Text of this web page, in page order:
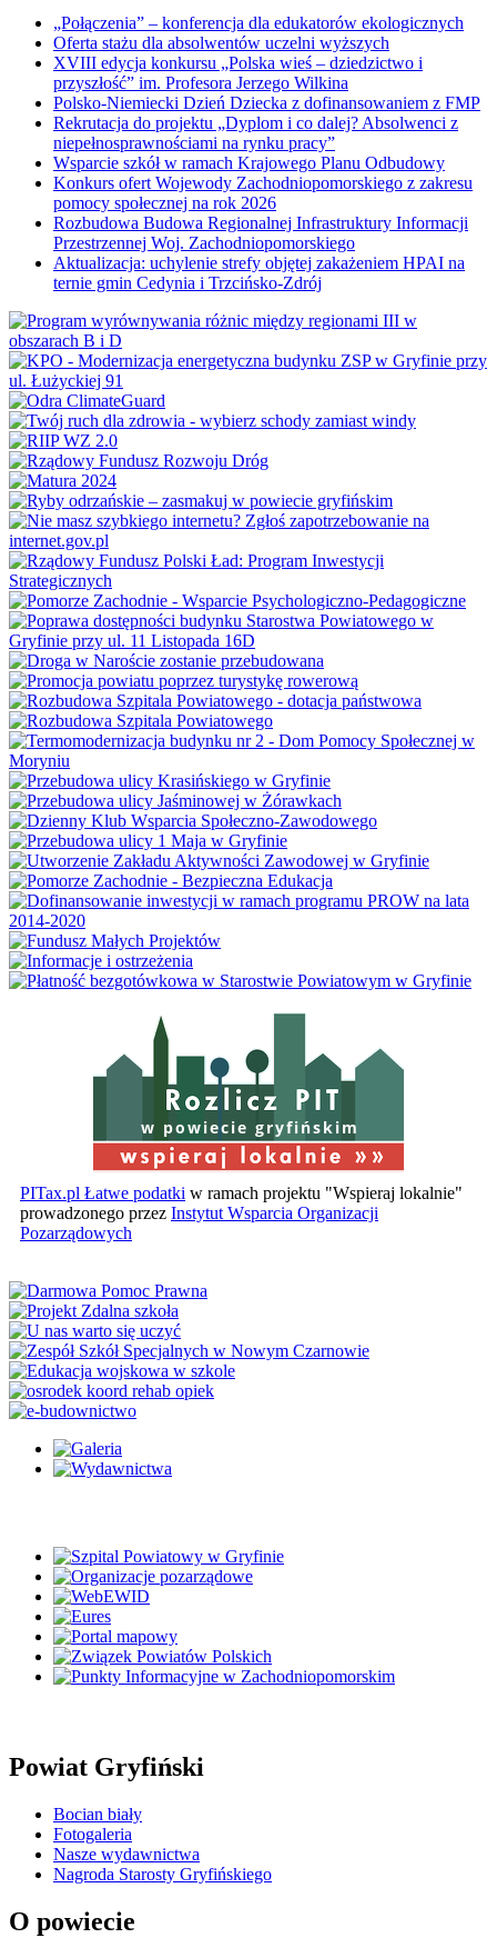
„Połączenia” – konferencja dla edukatorów ekologicznych
Oferta stażu dla absolwentów uczelni wyższych
XVIII edycja konkursu „Polska wieś – dziedzictwo i
przyszłość” im. Profesora Jerzego Wilkina
Polsko-Niemiecki Dzień Dziecka z dofinansowaniem z FMP
Rekrutacja do projektu „Dyplom i co dalej? Absolwenci z
niepełnosprawnościami na rynku pracy”
Wsparcie szkół w ramach Krajowego Planu Odbudowy
Konkurs ofert Wojewody Zachodniopomorskiego z zakresu
pomocy społecznej na rok 2026
Rozbudowa Budowa Regionalnej Infrastruktury Informacji
Przestrzennej Woj. Zachodniopomorskiego
Aktualizacja: uchylenie strefy objętej zakażeniem HPAI na
ternie gmin Cedynia i Trzcińsko-Zdrój
w powiecie gryfińskim
PITax.pl Łatwe podatki w ramach projektu "Wspieraj lokalnie"
prowadzonego przez Instytut Wsparcia Organizacji
Pozarządowych
Powiat Gryfiński
Bocian biały
Fotogaleria
Nasze wydawnictwa
Nagroda Starosty Gryfińskiego
O powiecie